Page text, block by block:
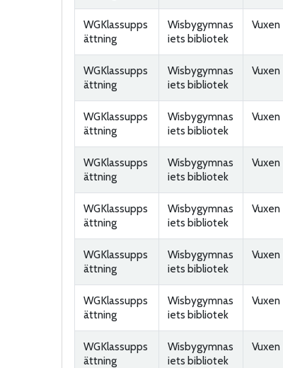
WGKlassupps
ättning
Wisbygymnas
iets bibliotek
Vuxen
WGKlassupps
ättning
Wisbygymnas
iets bibliotek
Vuxen
WGKlassupps
ättning
Wisbygymnas
iets bibliotek
Vuxen
WGKlassupps
ättning
Wisbygymnas
iets bibliotek
Vuxen
WGKlassupps
ättning
Wisbygymnas
iets bibliotek
Vuxen
WGKlassupps
ättning
Wisbygymnas
iets bibliotek
Vuxen
WGKlassupps
ättning
Wisbygymnas
iets bibliotek
Vuxen
WGKlassupps
ättning
Wisbygymnas
iets bibliotek
Vuxen